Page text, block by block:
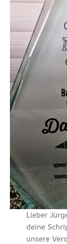
Lieber
deine
unsere